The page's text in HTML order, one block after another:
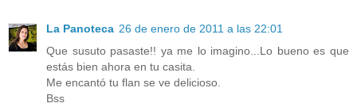
La Panoteca 26 de enero de 2011 a las 22:01
Que susuto pasaste!! ya me lo imagino...Lo bueno es que
estás bien ahora en tu casita.
Me encantó tu flan se ve delicioso.
Bss